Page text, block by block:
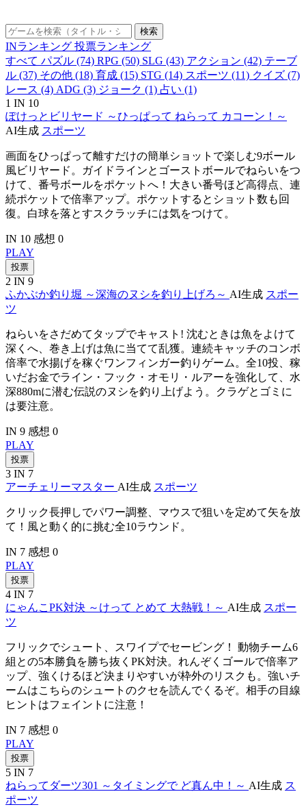
検索
INランキング 投票ランキング
すべて パズル (74) RPG (50) SLG (43) アクション (42) テーブ
ル (37) その他 (18) 育成 (15) STG (14) スポーツ (11) クイズ (7)
レース (4) ADG (3) ジョーク (1) 占い (1)
1 IN 10
ぽけっとビリヤード ～ひっぱって ねらって カコーン！～
AI生成 スポーツ
画面をひっぱって離すだけの簡単ショットで楽しむ9ボール
風ビリヤード。ガイドラインとゴーストボールでねらいをつ
けて、番号ボールをポケットへ！大きい番号ほど高得点、連
続ポケットで倍率アップ。ポケットするとショット数も回
復。白球を落とすスクラッチには気をつけて。
IN 10 感想 0
PLAY
投票
2 IN 9
ふかぶか釣り堀 ～深海のヌシを釣り上げろ～ AI生成 スポー
ツ
ねらいをさだめてタップでキャスト! 沈むときは魚をよけて
深くへ、巻き上げは魚に当てて乱獲。連続キャッチのコンボ
倍率で水揚げを稼ぐワンフィンガー釣りゲーム。全10投、稼
いだお金でライン・フック・オモリ・ルアーを強化して、水
深880mに潜む伝説のヌシを釣り上げよう。クラゲとゴミに
は要注意。
IN 9 感想 0
PLAY
投票
3 IN 7
アーチェリーマスター AI生成 スポーツ
クリック長押しでパワー調整、マウスで狙いを定めて矢を放
て！風と動く的に挑む全10ラウンド。
IN 7 感想 0
PLAY
投票
4 IN 7
にゃんこPK対決 ～けって とめて 大熱戦！～ AI生成 スポー
ツ
フリックでシュート、スワイプでセービング！ 動物チーム6
組との5本勝負を勝ち抜くPK対決。れんぞくゴールで倍率ア
ップ、強くけるほど決まりやすいが枠外のリスクも。強いチ
ームはこちらのシュートのクセを読んでくるぞ。相手の目線
ヒントはフェイントに注意！
IN 7 感想 0
PLAY
投票
5 IN 7
ねらってダーツ301 ～タイミングで ど真ん中！～ AI生成 ス
ポーツ